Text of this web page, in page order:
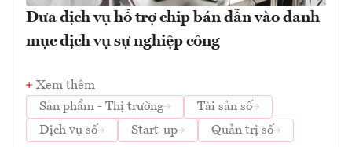
Đưa dịch vụ hỗ trợ chip bán dẫn vào danh
mục dịch vụ sự nghiệp công
Xem thêm
Sản phẩm - Thị trường
Tài sản số
Dịch vụ số
Start-up Quản trị số